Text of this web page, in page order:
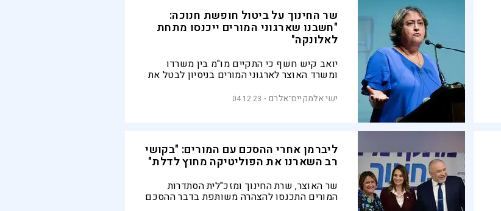
שר החינוך על ביטול חופשת חנוכה:
"חשבנו שארגוני המורים ייכנסו מתחת
לאלונקה"
יואב קיש חשף כי התקיים מו"מ בין משרדו
ומשרד האוצר לארגוני המורים בניסיון לבטל את
הלימודים הרבים בפרוץ המלחמה, אך זה נכשל:
"אני לא יכול להכריח את ארגוני המורים לפעול
ישי אלמקייס־אלרם 04.12.23
ליברמן אחרי ההסכם עם המורים: "בקושי
רב השארנו את הפוליטיקה מחוץ לדלת"
שר האוצר, שרת החינוך ומזכ"לית הסתדרות
המורים התכנסו להצהרה משותפת בדבר ההסכם